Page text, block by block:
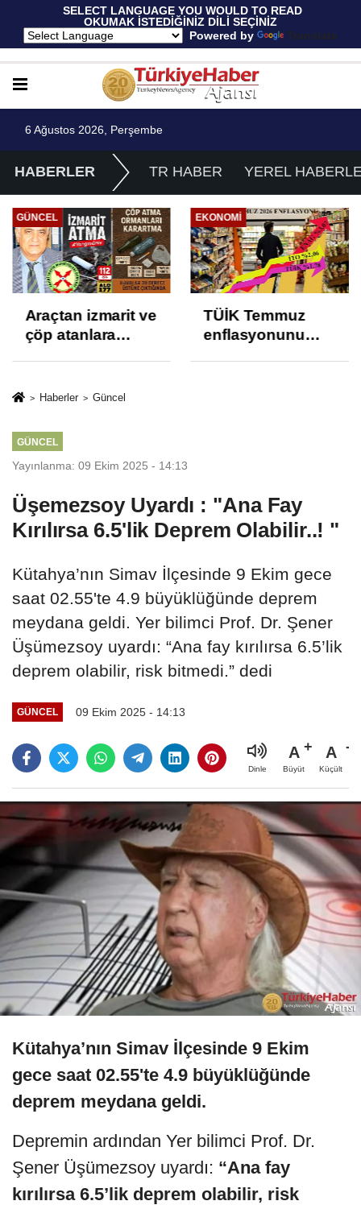
SELECT LANGUAGE YOU WOULD TO READ
OKUMAK İSTEDİĞİNİZ DİLİ SEÇİNİZ
Powered by
Translate
6 Ağustos 2026, Perşembe
HABERLER TR HABER YEREL
EKONOMI
TÜİK Temmuz
enflasyonunu
açıkladı
EKONOMI
Yüksek Faiz ve
Nakit Sıkışıklığı
Haberler Güncel
GÜNCEL
Yayınlanma: 09 Ekim 2025 - 14:13
Üşemezsoy Uyardı : "Ana Fay
Kırılırsa 6.5'lik Deprem Olabilir..! "
Kütahya’nın Simav İlçesinde 9 Ekim gece
saat 02.55'te 4.9 büyüklüğünde deprem
meydana geldi. Yer bilimci Prof. Dr. Şener
Üşümezsoy uyardı: “Ana fay kırılırsa 6.5’lik
deprem olabilir, risk bitmedi.” dedi
GÜNCEL 09 Ekim 2025 - 14:13
Dinle
A
Büyüt
A
Küçült
Kütahya’nın Simav İlçesinde 9 Ekim
gece saat 02.55'te 4.9 büyüklüğünde
deprem meydana geldi.
Depremin ardından Yer bilimci Prof. Dr.
Şener Üşümezsoy uyardı: “Ana fay
kırılırsa 6.5’lik deprem olabilir, risk